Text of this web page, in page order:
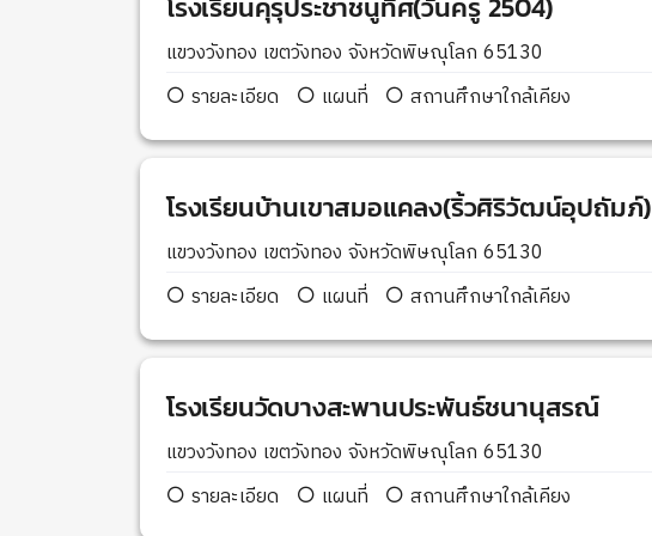
แขวงวังทอง เขตวังทอง จังหวัดพิษณุโลก 65130
รายละเอียด
แผนที่ สถานศึกษาใกล้เคียง
โรงเรียนบ้านเขาสมอแคลง(ริ้วศิริวัฒน์อุปถัมภ์)
แขวงวังทอง เขตวังทอง จังหวัดพิษณุโลก 65130
รายละเอียด
แผนที่ สถานศึกษาใกล้เคียง
โรงเรียนวัดบางสะพานประพันธ์ชนานุสรณ์
แขวงวังทอง เขตวังทอง จังหวัดพิษณุโลก 65130
รายละเอียด
แผนที่ สถานศึกษาใกล้เคียง